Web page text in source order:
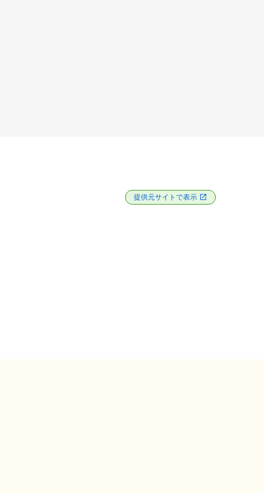
提供元サイトで表示